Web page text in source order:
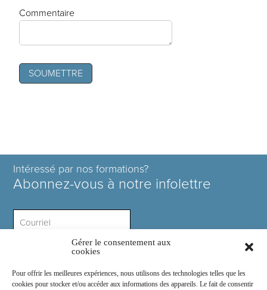
Gérer le consentement aux
cookies
Pour offrir les meilleures expériences, nous utilisons des technologies telles que les
cookies pour stocker et/ou accéder aux informations des appareils. Le fait de consentir
Commentaire
Intéressé par nos formations?
Abonnez-vous à notre infolettre